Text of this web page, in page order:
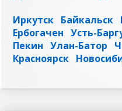
Иркутск Байкальск
Ербогачен Усть-
Пекин Улан-Батор
Красноярск